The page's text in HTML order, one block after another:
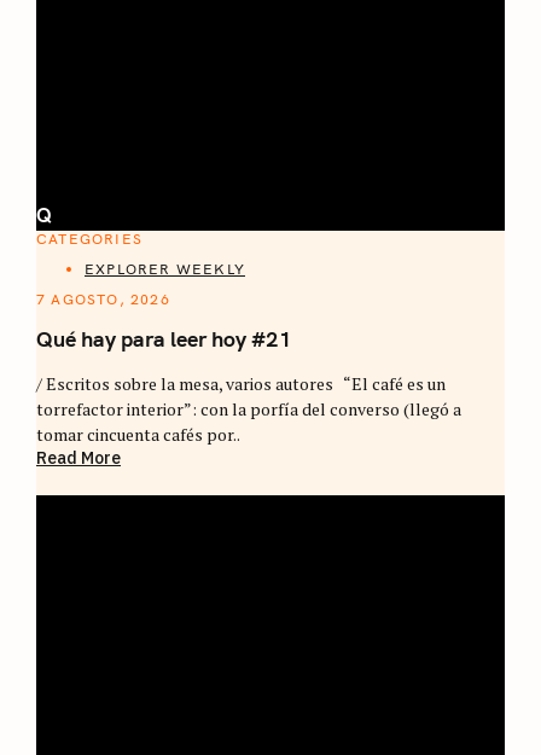
Q
CATEGORIES
EXPLORER WEEKLY
7 AGOSTO, 2026
Qué hay para leer hoy #21
/ Escritos sobre la mesa, varios autores “El café es un
torrefactor interior”: con la porfía del converso (llegó a
tomar cincuenta cafés por..
Read More